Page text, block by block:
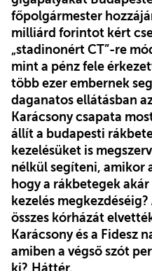
főpolgármester
milliárd forintot kért
„stadinonért CT”-re
mint a pénz fele
több ezer embernek
daganatos ellátásban
Karácsony csapata
állít a budapesti
kezelésüket is
nélkül segíteni, amikor
hogy a rákbetegek
kezelés
összes kórházát
Karácsony és a Fidesz
amiben a végső szót
ki? Háttér.